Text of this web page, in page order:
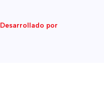
Desarrollado por